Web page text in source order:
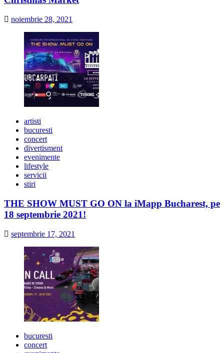
noiembrie 28, 2021
artisti
bucuresti
concert
divertisment
evenimente
lifestyle
servicii
stiri
THE SHOW MUST GO ON la iMapp Bucharest, pe
18 septembrie 2021!
septembrie 17, 2021
bucuresti
concert